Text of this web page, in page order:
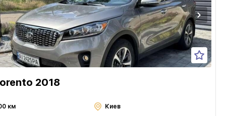
2018
км
Киев